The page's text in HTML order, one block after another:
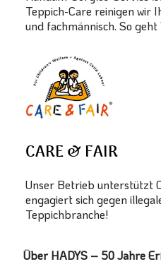
Teppich-Care reinigen wir
und fachmännisch. So
CARE & FAIR
Unser Betrieb unterstützt
engagiert sich gegen
Teppichbranche!
Über HADYS – 50 Jahre